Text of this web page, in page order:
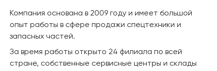
Компания основана в 2009 году и имеет большой
опыт работы в сфере продажи спецтехники и
запасных частей.
За время работы открыто 24 филиала по всей
стране, собственные сервисные центры и склады